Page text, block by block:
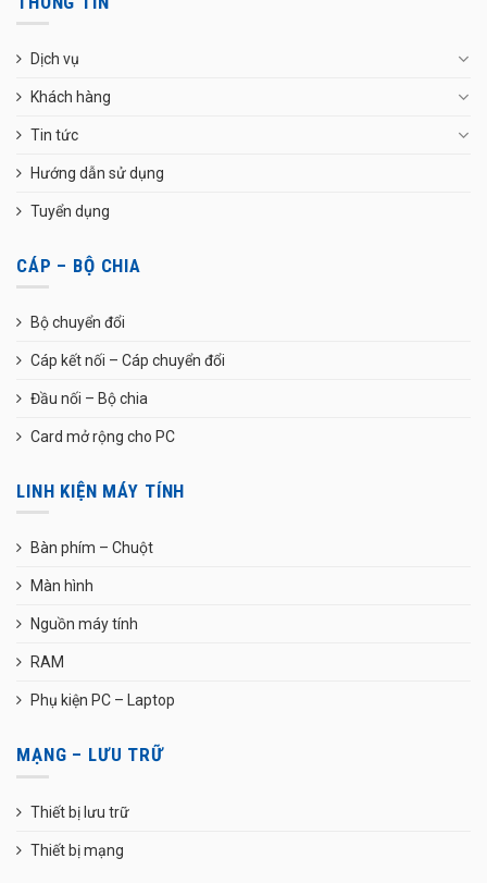
Dịch vụ
Khách hàng
Tin tức
Hướng dẫn sử dụng
Tuyển dụng
CÁP – BỘ CHIA
Bộ chuyển đổi
Cáp kết nối – Cáp chuyển đổi
Đầu nối – Bộ chia
Card mở rộng cho PC
LINH KIỆN MÁY TÍNH
Bàn phím – Chuột
Màn hình
Nguồn máy tính
RAM
Phụ kiện PC – Laptop
MẠNG – LƯU TRỮ
Thiết bị lưu trữ
Thiết bị mạng